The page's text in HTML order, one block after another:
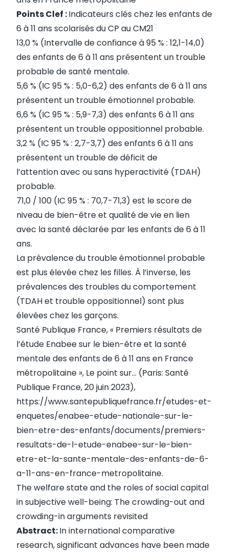
Points Clef :Indicateurs clés chez les enfants de
6 à 11 ans scolarisés du CP au CM21 :
13,0 % (Intervalle de confiance à 95 % : 12,1-14,0)
des enfants de 6 à 11 ans présentent un trouble
probable de santé mentale.
5,6 % (IC 95 % : 5,0-6,2) des enfants de 6 à 11 ans
présentent un trouble émotionnel probable.
6,6 % (IC 95 % : 5,9-7,3) des enfants 6 à 11 ans
présentent un trouble oppositionnel probable.
3,2 % (IC 95 % : 2,7-3,7) des enfants 6 à 11 ans
présentent un trouble de déficit de
l’attention avec ou sans hyperactivité (TDAH)
probable.
71,0 / 100 (IC 95 % : 70,7-71,3) est le score de
niveau de bien-être et qualité de vie en lien
avec la santé déclarée par les enfants de 6 à 11
ans.
La prévalence du trouble émotionnel probable
est plus élevée chez les filles. À l’inverse, les
prévalences des troubles du comportement
(TDAH et trouble oppositionnel) sont plus
élevées chez les garçons.
Santé Publique France, « Premiers résultats de
l’étude Enabee sur le bien-être et la santé
mentale des enfants de 6 à 11 ans en France
métropolitaine », Le point sur… (Paris: Santé
Publique France, 20 juin 2023),
https://www.santepubliquefrance.fr/etudes-et-
enquetes/enabee-etude-nationale-sur-le-
bien-etre-des-enfants/documents/premiers-
resultats-de-l-etude-enabee-sur-le-bien-
etre-et-la-sante-mentale-des-enfants-de-6-
a-11-ans-en-france-metropolitaine.
The welfare state and the roles of social capital
in subjective well-being: The crowding-out and
crowding-in arguments revisited
Abstract:In international comparative
research, significant advances have been made